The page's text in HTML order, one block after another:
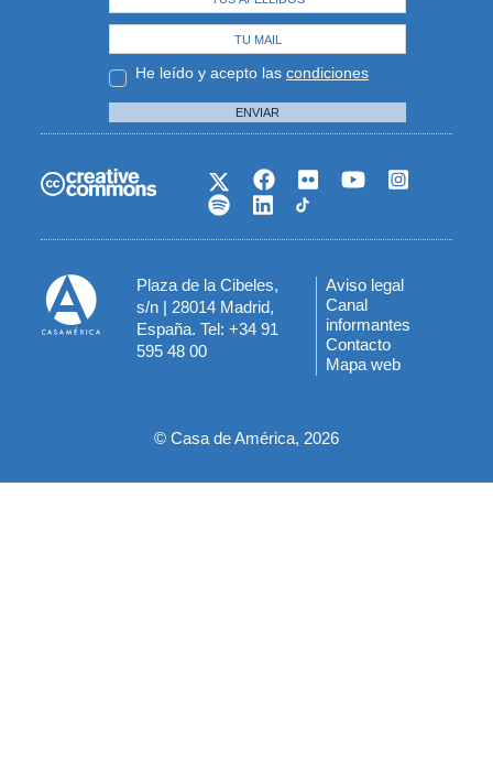
He leído y acepto las condiciones
ENVIAR
Plaza de la Cibeles,
s/n | 28014 Madrid,
España. Tel: +34 91
595 48 00
Menú
del
pie
Aviso legal
Canal
informantes
Contacto
Mapa web
© Casa de América, 2026